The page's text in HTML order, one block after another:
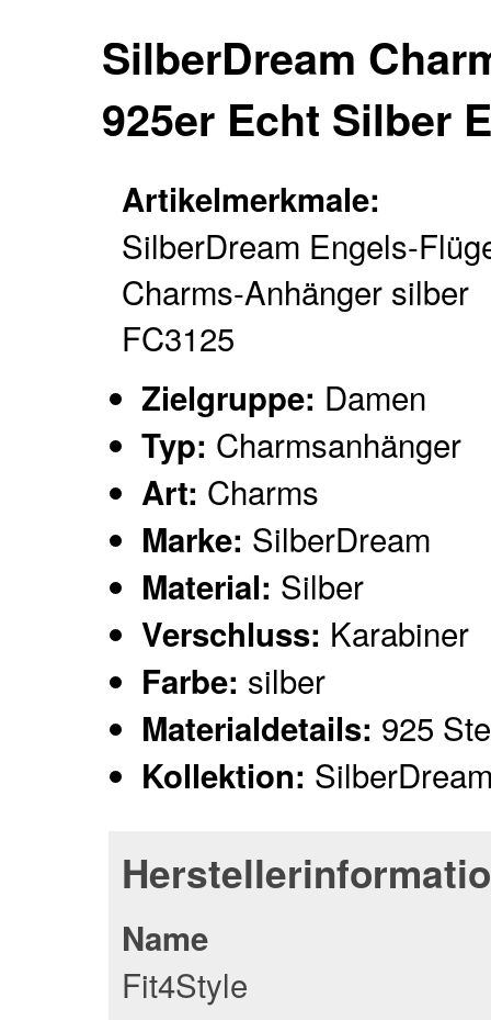
SilberDream
925er Echt Silber
Artikelmerkmale:
SilberDream Engels-
Charms-Anhänger silber
FC3125
Zielgruppe: Damen
Typ: Charmsanhänger
Art: Charms
Marke: SilberDream
Material: Silber
Verschluss: Karabiner
Farbe: silber
Materialdetails: 925
Kollektion:
Name
Fit4Style